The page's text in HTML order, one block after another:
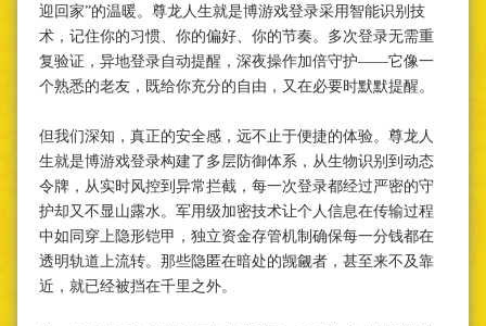
迎回家”的温暖。尊龙人生就是博游戏登录采用智能识别技
术，记住你的习惯、你的偏好、你的节奏。多次登录无需重
复验证，异地登录自动提醒，深夜操作加倍守护——它像一
个熟悉的老友，既给你充分的自由，又在必要时默默提醒。
但我们深知，真正的安全感，远不止于便捷的体验。尊龙人
生就是博游戏登录构建了多层防御体系，从生物识别到动态
令牌，从实时风控到异常拦截，每一次登录都经过严密的守
护却又不显山露水。军用级加密技术让个人信息在传输过程
中如同穿上隐形铠甲，独立资金存管机制确保每一分钱都在
透明轨道上流转。那些隐匿在暗处的觊觎者，甚至来不及靠
近，就已经被挡在千里之外。